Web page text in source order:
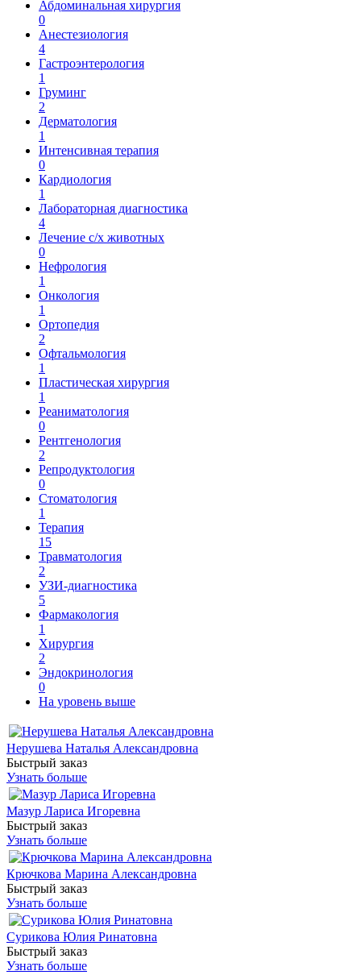
Абдоминальная хирургия
0
Анестезиология
4
Гастроэнтерология
1
Груминг
2
Дерматология
1
Интенсивная терапия
0
Кардиология
1
Лабораторная диагностика
4
Лечение с/х животных
0
Нефрология
1
Онкология
1
Ортопедия
2
Офтальмология
1
Пластическая хирургия
1
Реаниматология
0
Рентгенология
2
Репродуктология
0
Стоматология
1
Терапия
15
Травматология
2
УЗИ-диагностика
5
Фармакология
1
Хирургия
2
Эндокринология
0
На уровень выше
Нерушева Наталья Александровна
Быстрый заказ
Узнать больше
Мазур Лариса Игоревна
Быстрый заказ
Узнать больше
Крючкова Марина Александровна
Быстрый заказ
Узнать больше
Сурикова Юлия Ринатовна
Быстрый заказ
Узнать больше